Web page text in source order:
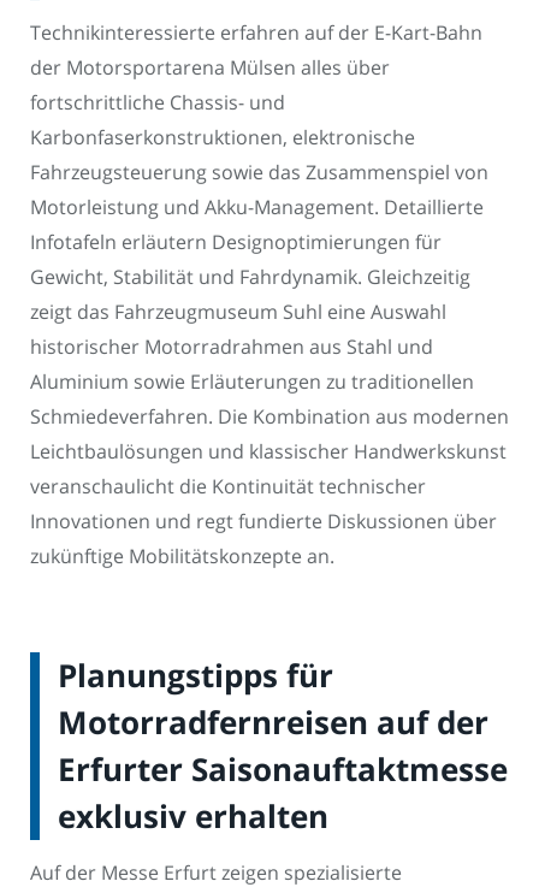
Technikinteressierte erfahren auf der E-Kart-Bahn
der Motorsportarena Mülsen alles über
fortschrittliche Chassis- und
Karbonfaserkonstruktionen, elektronische
Fahrzeugsteuerung sowie das Zusammenspiel von
Motorleistung und Akku-Management. Detaillierte
Infotafeln erläutern Designoptimierungen für
Gewicht, Stabilität und Fahrdynamik. Gleichzeitig
zeigt das Fahrzeugmuseum Suhl eine Auswahl
historischer Motorradrahmen aus Stahl und
Aluminium sowie Erläuterungen zu traditionellen
Schmiedeverfahren. Die Kombination aus modernen
Leichtbaulösungen und klassischer Handwerkskunst
veranschaulicht die Kontinuität technischer
Innovationen und regt fundierte Diskussionen über
zukünftige Mobilitätskonzepte an.
Planungstipps für
Motorradfernreisen auf der
Erfurter Saisonauftaktmesse
exklusiv erhalten
Auf der Messe Erfurt zeigen spezialisierte